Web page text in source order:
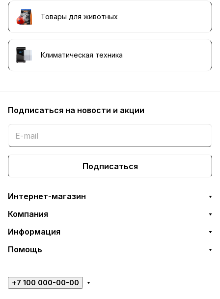
Товары для животных
Климатическая техника
Подписаться на новости и акции
Подписаться
Интернет-магазин
Компания
Информация
Помощь
+7 100 000-00-00